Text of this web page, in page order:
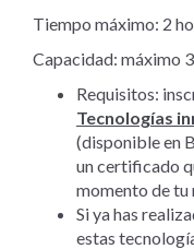
Tiempo máximo: 2
Capacidad: máximo 3
Requisitos:
Tecnologías
(disponible en
un certificado
momento de tu
Si ya has
estas